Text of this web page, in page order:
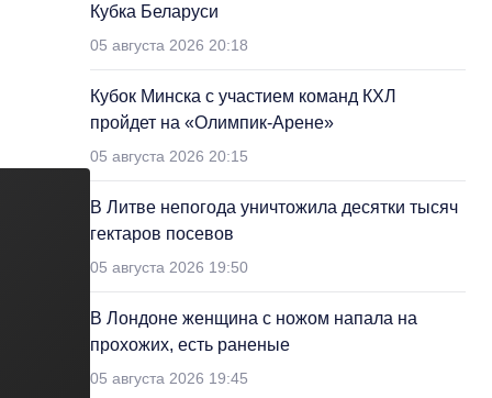
Кубка Беларуси
05 августа 2026 20:18
Кубок Минска с участием команд КХЛ
пройдет на «Олимпик-Арене»
05 августа 2026 20:15
В Литве непогода уничтожила десятки тысяч
гектаров посевов
05 августа 2026 19:50
В Лондоне женщина с ножом напала на
прохожих, есть раненые
05 августа 2026 19:45